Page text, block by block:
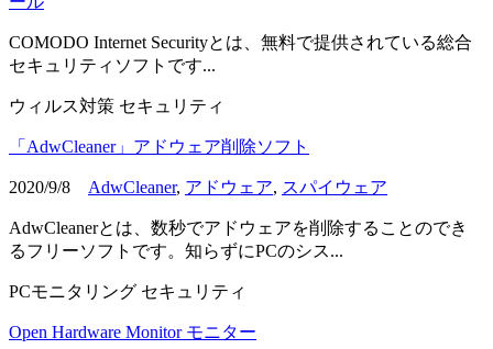
COMODO Internet Securityとは、無料で提供されている総合
セキュリティソフトです...
ウィルス対策 セキュリティ
「AdwCleaner」アドウェア削除ソフト
2020/9/8 AdwCleaner, アドウェア, スパイウェア
AdwCleanerとは、数秒でアドウェアを削除することのでき
るフリーソフトです。知らずにPCのシス...
PCモニタリング セキュリティ
Open Hardware Monitor モニター